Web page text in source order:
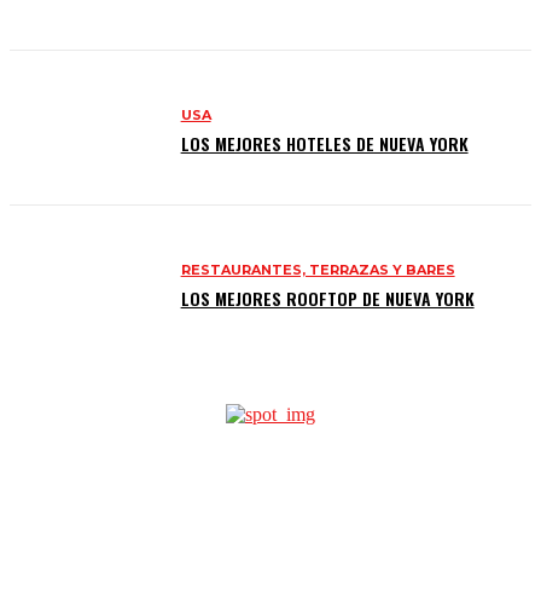
USA
LOS MEJORES HOTELES DE NUEVA YORK
RESTAURANTES, TERRAZAS Y BARES
LOS MEJORES ROOFTOP DE NUEVA YORK